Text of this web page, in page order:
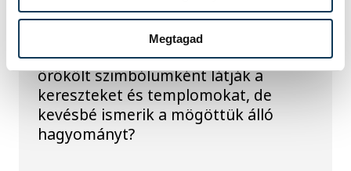
Megtagad
nagyböjtnek a rohanó
hétköznapokban? És hogyan szólhat
a kereszténység azokhoz, akik már
örökölt szimbólumként látják a
kereszteket és templomokat, de
kevésbé ismerik a mögöttük álló
hagyományt?